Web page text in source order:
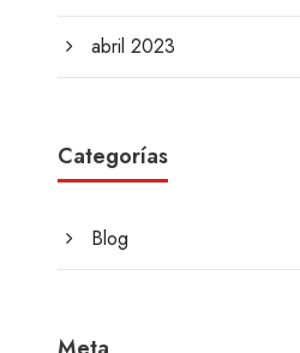
abril 2023
Categorías
Blog